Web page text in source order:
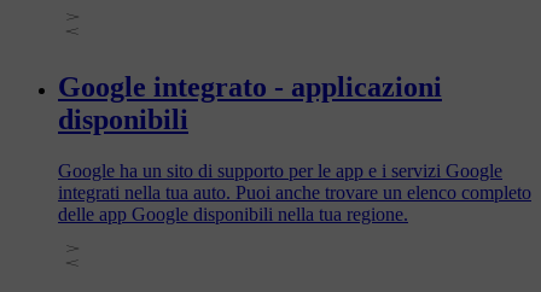
Google integrato - applicazioni
disponibili
Google ha un sito di supporto per le app e i servizi Google
integrati nella tua auto. Puoi anche trovare un elenco completo
delle app Google disponibili nella tua regione.